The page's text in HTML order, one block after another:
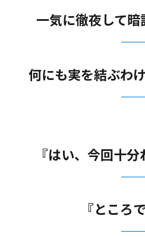
一気に徹夜して暗
何にも実を結ぶわ
『はい、今回十分
『ところ